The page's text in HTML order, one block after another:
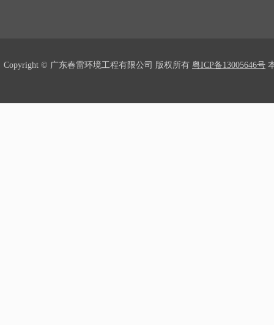
Copyright © 广东春雷环境工程有限公司 版权所有 粤ICP备13005646号